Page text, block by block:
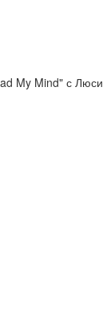
My Mind" с Люси